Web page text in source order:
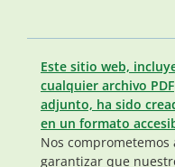
Este sitio web,
cualquier archivo PDF
adjunto, ha sido
en un formato
Nos comprometemos
garantizar que